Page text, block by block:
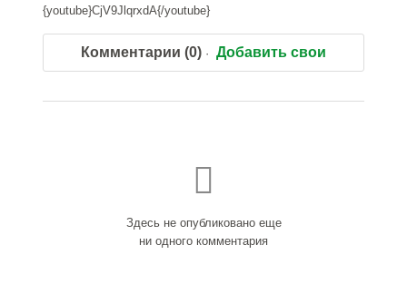
{youtube}CjV9JlqrxdA{/youtube}
Комментарии (0) Добавить свои
Здесь не опубликовано еще
ни одного комментария